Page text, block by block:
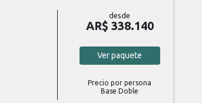
desde
AR$ 338.140
Verpaquete
Precio por persona
Base Doble